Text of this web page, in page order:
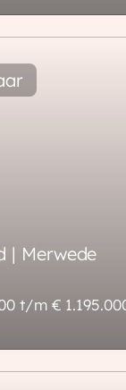
1 - 4 kamers
| Merwede
t/m €